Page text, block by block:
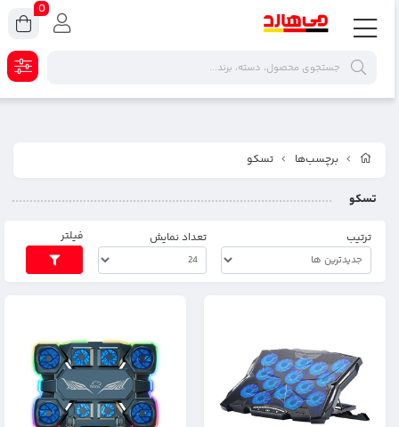
برچسب‌ها تسکو
تسکو
ترتیب تعداد نمایش فیلتر
0